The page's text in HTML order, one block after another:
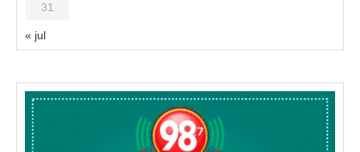
31
« jul